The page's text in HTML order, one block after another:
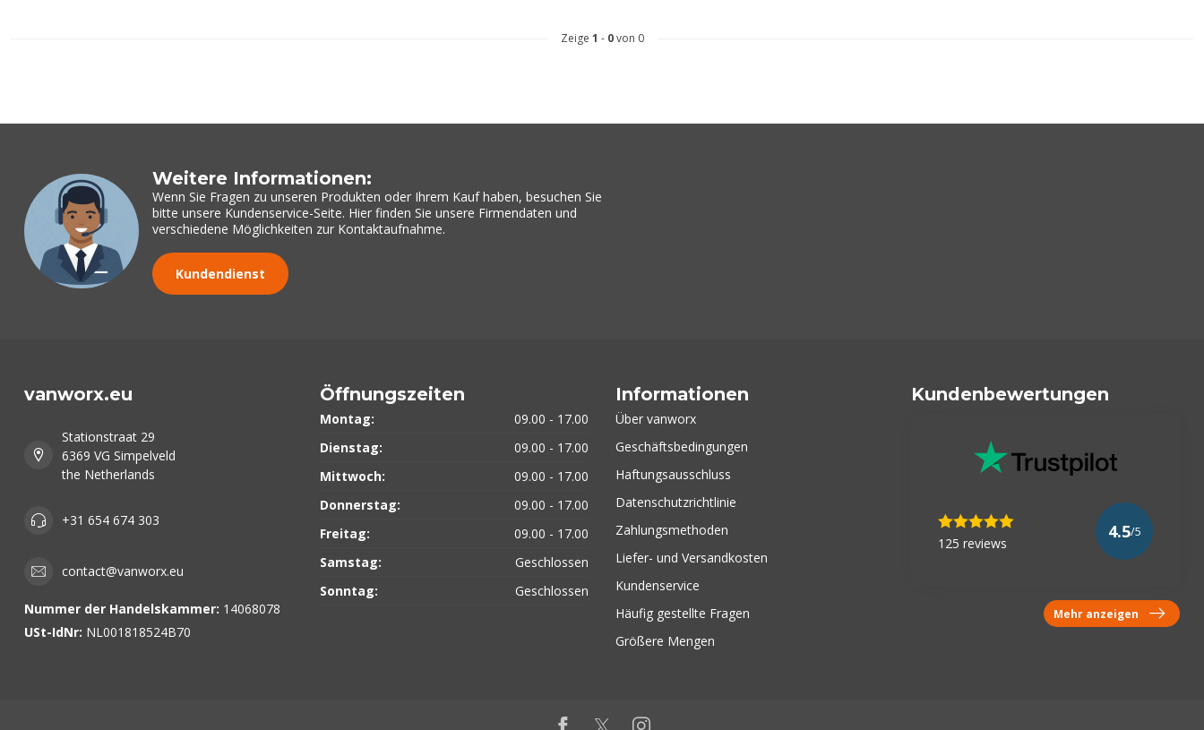
Zeige 1 - 0von 0
Weitere Informationen:
Wenn Sie Fragen zu unseren Produkten oder Ihrem Kauf haben, besuchen Sie
bitte unsere Kundenservice-Seite. Hier finden Sie unsere Firmendaten und
verschiedene Möglichkeiten zur Kontaktaufnahme.
Kundendienst
vanworx.eu
Stationstraat 29
6369 VG Simpelveld
the Netherlands
+31 654 674 303
contact@vanworx.eu
Nummer der Handelskammer: 14068078
USt-IdNr: NL001818524B70
Öffnungszeiten
Montag:
09.00 - 17.00
Dienstag:
09.00 - 17.00
Mittwoch:
09.00 - 17.00
Donnerstag:
09.00 - 17.00
Freitag:
09.00 - 17.00
Samstag:
Geschlossen
Sonntag:
Geschlossen
Informationen
Über vanworx
Geschäftsbedingungen
Haftungsausschluss
Datenschutzrichtlinie
Zahlungsmethoden
Liefer- und Versandkosten
Kundenservice
Häufig gestellte Fragen
Größere Mengen
Kundenbewertungen
125 reviews
4.5/5
Mehr anzeigen